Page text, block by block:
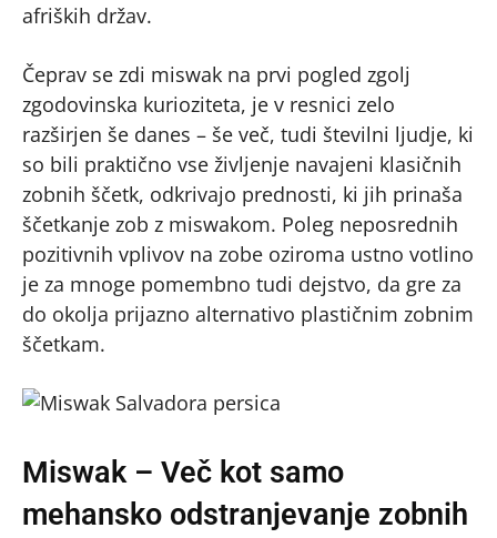
afriških držav.
Čeprav se zdi miswak na prvi pogled zgolj
zgodovinska kurioziteta, je v resnici zelo
razširjen še danes – še več, tudi številni ljudje, ki
so bili praktično vse življenje navajeni klasičnih
zobnih ščetk, odkrivajo prednosti, ki jih prinaša
ščetkanje zob z miswakom. Poleg neposrednih
pozitivnih vplivov na zobe oziroma ustno votlino
je za mnoge pomembno tudi dejstvo, da gre za
do okolja prijazno alternativo plastičnim zobnim
ščetkam.
Miswak – Več kot samo
mehansko odstranjevanje zobnih